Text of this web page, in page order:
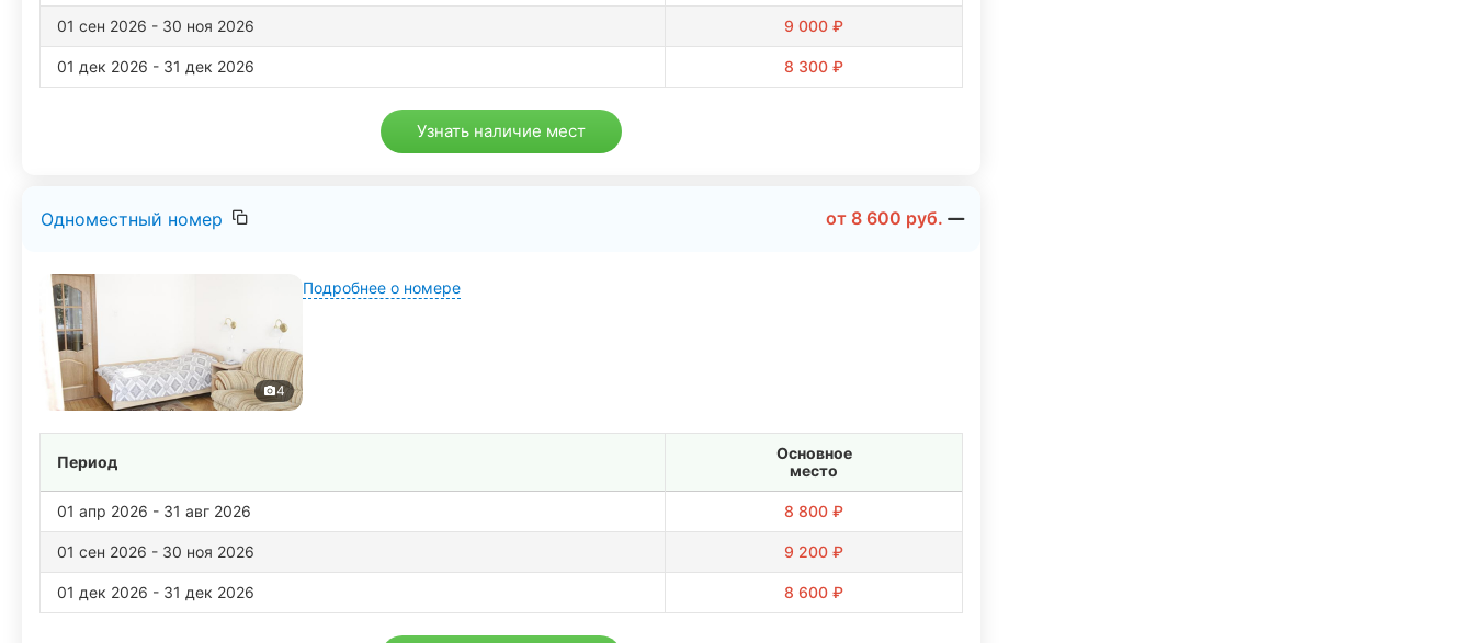
01 сен 2026 - 30 ноя 2026 9 000 ₽
01 дек 2026 - 31 дек 2026 8 300 ₽
Узнать наличие мест
Одноместный номер от 8 600 руб.
4
Подробнее о номере
Период
Основное
место
01 апр 2026 - 31 авг 2026 8 800 ₽
01 сен 2026 - 30 ноя 2026 9 200 ₽
01 дек 2026 - 31 дек 2026 8 600 ₽